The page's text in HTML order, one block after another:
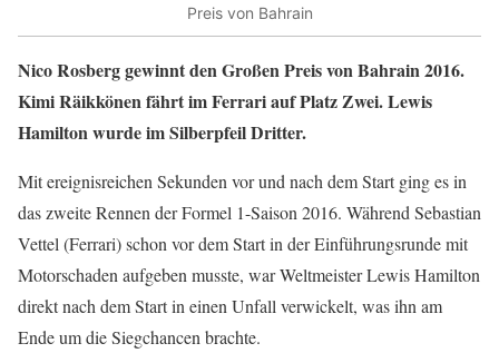
Preis von Bahrain
Nico Rosberg gewinnt den Großen Preis von Bahrain 2016.
Kimi Räikkönen fährt im Ferrari auf Platz Zwei. Lewis
Hamilton wurde im Silberpfeil Dritter.
Mit ereignisreichen Sekunden vor und nach dem Start ging es in
das zweite Rennen der Formel 1-Saison 2016. Während Sebastian
Vettel (Ferrari) schon vor dem Start in der Einführungsrunde mit
Motorschaden aufgeben musste, war Weltmeister Lewis Hamilton
direkt nach dem Start in einen Unfall verwickelt, was ihn am
Ende um die Siegchancen brachte.